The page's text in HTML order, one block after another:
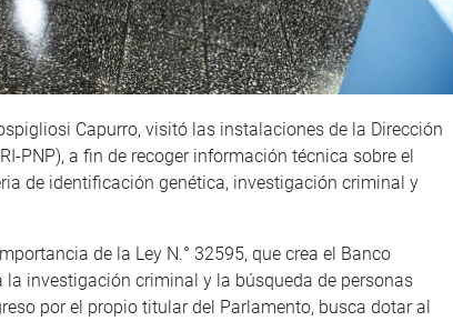
Capurro, visitó las instalaciones de la Dirección
PNP), a fin de recoger información técnica sobre el
de identificación genética, investigación criminal y
de la Ley N.° 32595, que crea el Banco
la investigación criminal y la búsqueda de personas
por el propio titular del Parlamento, busca dotar al